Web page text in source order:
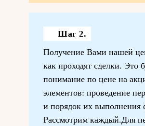
Шаг 2.
Получение Вами нашей
как проходят сделки. Это
понимание по цене на
элементов: проведение
и порядок их выполнения
Рассмотрим каждый.Для